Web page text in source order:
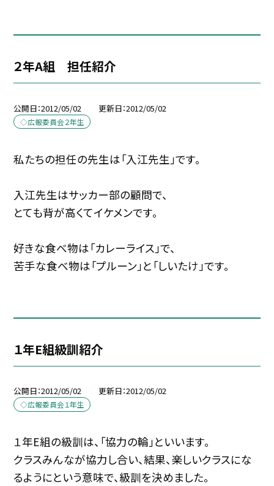
２年A組 担任紹介
公開日 2012/05/02 更新日 2012/05/02
◇広報委員会２年生
私たちの担任の先生は「入江先生」です。
入江先生はサッカー部の顧問で、
とても背が高くてイケメンです。
好きな食べ物は「カレーライス」で、
苦手な食べ物は「プルーン」と「しいたけ」です。
１年E組級訓紹介
公開日 2012/05/02 更新日 2012/05/02
◇広報委員会１年生
１年E組の級訓は、「協力の輪」といいます。
クラスみんなが協力し合い、結果、楽しいクラスにな
るようにという意味で、級訓を決めました。